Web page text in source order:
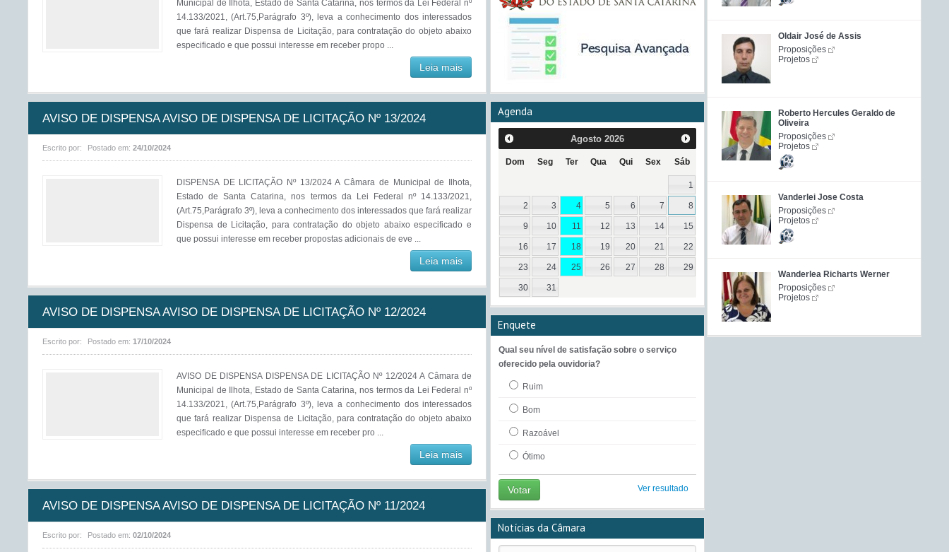
Municipal de Ilhota, Estado de Santa Catarina, nos termos da Lei Federal nº
14.133/2021, (Art.75,Parágrafo 3º), leva a conhecimento dos interessados
que fará realizar Dispensa de Licitação, para contratação do objeto abaixo
especificado e que possui interesse em receber propo ...
Leia mais
AVISO DE DISPENSA AVISO DE DISPENSA DE LICITAÇÃO Nº 13/2024
Escrito por: Postado em: 24/10/2024
DISPENSA DE LICITAÇÃO Nº 13/2024 A Câmara de Municipal de Ilhota,
Estado de Santa Catarina, nos termos da Lei Federal nº 14.133/2021,
(Art.75,Parágrafo 3º), leva a conhecimento dos interessados que fará realizar
Dispensa de Licitação, para contratação do objeto abaixo especificado e
que possui interesse em receber propostas adicionais de eve ...
Leia mais
AVISO DE DISPENSA AVISO DE DISPENSA DE LICITAÇÃO Nº 12/2024
Escrito por: Postado em: 17/10/2024
AVISO DE DISPENSA DISPENSA DE LICITAÇÃO Nº 12/2024 A Câmara de
Municipal de Ilhota, Estado de Santa Catarina, nos termos da Lei Federal nº
14.133/2021, (Art.75,Parágrafo 3º), leva a conhecimento dos interessados
que fará realizar Dispensa de Licitação, para contratação do objeto abaixo
especificado e que possui interesse em receber pro ...
Leia mais
AVISO DE DISPENSA AVISO DE DISPENSA DE LICITAÇÃO Nº 11/2024
Escrito por: Postado em: 02/10/2024
Oldair José de Assis
Proposições
Projetos
Roberto Hercules Geraldo de
Oliveira
Proposições
Projetos
Vanderlei Jose Costa
Proposições
Projetos
Wanderlea Richarts Werner
Proposições
Projetos
Agenda
Agosto 2026
Dom Seg Ter Qua Qui Sex Sáb
1
2 3 4 5 6 7 8
9 10 11 12 13 14 15
16 17 18 19 20 21 22
23 24 25 26 27 28 29
30 31
Enquete
Qual seu nível de satisfação sobre o serviço
oferecido pela ouvidoria?
Ruim
Bom
Razoável
Ótimo
Votar Ver resultado
Notícias da Câmara